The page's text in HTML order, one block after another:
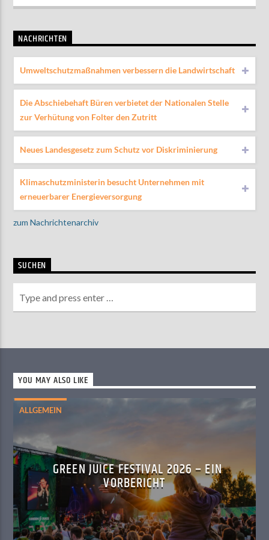
NACHRICHTEN
Umweltschutzmaßnahmen verbessern die Landwirtschaft
Die Abschiebehaft Büren verbietet der Nationalen Stelle
zur Verhütung von Folter den Zutritt
Neues Landesgesetz zum Schutz vor Diskriminierung
Klimaschutzministerin besucht Unternehmen mit
erneuerbarer Energieversorgung
zum Nachrichtenarchiv
SUCHEN
YOU MAY ALSO LIKE
ALLGEMEIN
GREEN JUICE FESTIVAL 2026 – EIN
VORBERICHT